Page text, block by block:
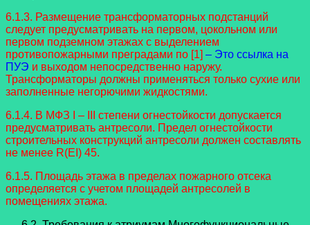
6.1.3. Размещение трансформаторных подстанций
следует предусматривать на первом, цокольном или
первом подземном этажах с выделением
противопожарными преградами по [1] – Это ссылка на
ПУЭ и выходом непосредственно наружу.
Трансформаторы должны применяться только сухие или
заполненные негорючими жидкостями.
6.1.4. В МФЗ I – III степени огнестойкости допускается
предусматривать антресоли. Предел огнестойкости
строительных конструкций антресоли должен составлять
не менее R(EI) 45.
6.1.5. Площадь этажа в пределах пожарного отсека
определяется с учетом площадей антресолей в
помещениях этажа.